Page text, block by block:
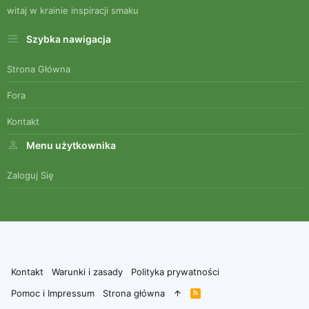
witaj w krainie inspiracji smaku
Szybka nawigacja
Strona Główna
Fora
Kontakt
Menu użytkownika
Zaloguj Się
Kontakt Warunki i zasady
Polityka prywatności
Pomoc i Impressum
Strona główna
R
S